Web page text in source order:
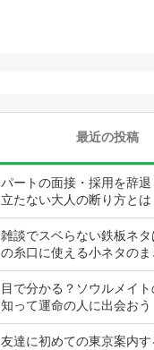
最近の投稿
パートの面接・採用を辞
立たない大人の断り方とは
雑談でスベらない鉄板ネ
の糸口に使える小ネタのま
目で分かる？ソウルメイ
知って運命の人に出会おう
友達に初めての東京案内